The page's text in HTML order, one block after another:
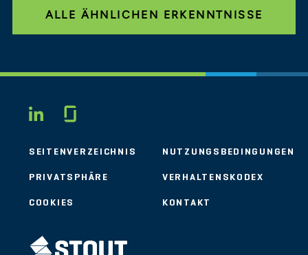
ALLE ÄHNLICHEN ERKENNTNISSE
LINKEDIN
SEITENVERZEICHNIS NUTZUNGSBEDINGUNGEN
PRIVATSPHÄRE VERHALTENSKODEX
COOKIES KONTAKT
STOUT LOGO